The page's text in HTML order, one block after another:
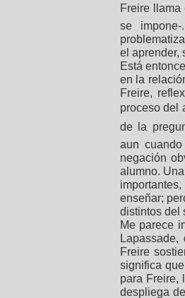
Freire llama
se
el aprender,
Está
en la
Freire,
proceso del
de la
aun
negación
alumno.
enseñar;
distintos del
Me parece
Freire
significa
para Freire,
despliega